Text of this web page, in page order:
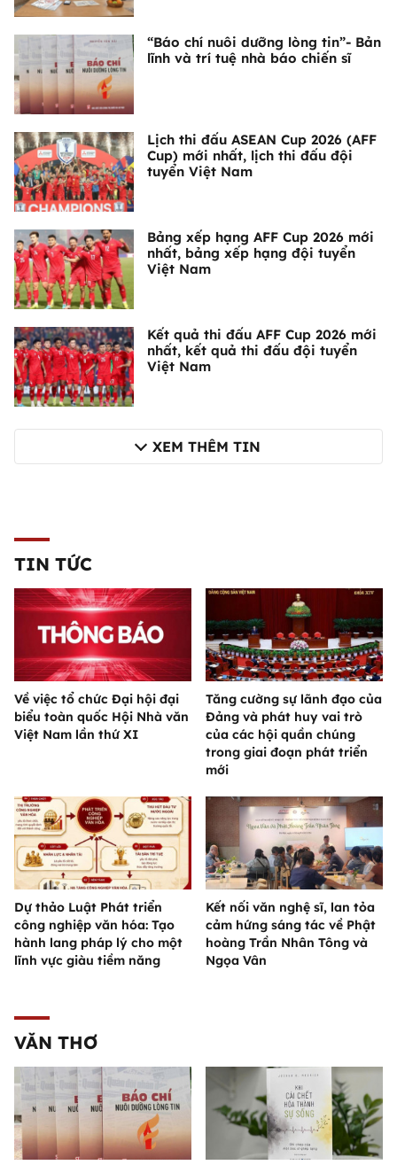
“Báo chí nuôi dưỡng lòng tin”- Bản
lĩnh và trí tuệ nhà báo chiến sĩ
Lịch thi đấu ASEAN Cup 2026 (AFF
Cup) mới nhất, lịch thi đấu đội
tuyển Việt Nam
Bảng xếp hạng AFF Cup 2026 mới
nhất, bảng xếp hạng đội tuyển
Việt Nam
Kết quả thi đấu AFF Cup 2026 mới
nhất, kết quả thi đấu đội tuyển
Việt Nam
XEM THÊM TIN
TIN TỨC
Về việc tổ chức Đại hội đại
biểu toàn quốc Hội Nhà văn
Việt Nam lần thứ XI
Tăng cường sự lãnh đạo của
Đảng và phát huy vai trò
của các hội quần chúng
trong giai đoạn phát triển
mới
Dự thảo Luật Phát triển
công nghiệp văn hóa: Tạo
hành lang pháp lý cho một
lĩnh vực giàu tiềm năng
Kết nối văn nghệ sĩ, lan tỏa
cảm hứng sáng tác về Phật
hoàng Trần Nhân Tông và
Ngọa Vân
VĂN THƠ